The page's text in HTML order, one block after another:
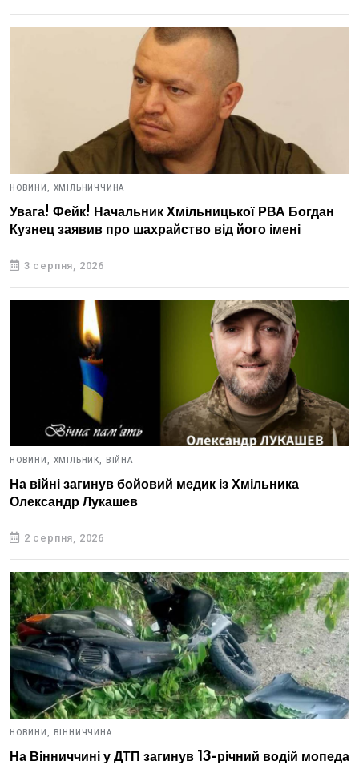
НОВИНИ, ХМІЛЬНИЧЧИНА
Увага! Фейк! Начальник Хмільницької РВА Богдан
Кузнец заявив про шахрайство від його імені
3 серпня, 2026
НОВИНИ, ХМІЛЬНИК, ВІЙНА
На війні загинув бойовий медик із Хмільника
Олександр Лукашев
2 серпня, 2026
НОВИНИ, ВІННИЧЧИНА
На Вінниччині у ДТП загинув 13-річний водій мопеда